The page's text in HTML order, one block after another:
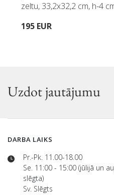
zeltu, 33,2x32,2 cm, h-4
195 EUR
Uzdot jautājumu
DARBA LAIKS
Pr.-Pk. 11.00-18.00
Se. 11:00 - 15:00 (jūlijā un
slēgta)
Sv. Slēgts